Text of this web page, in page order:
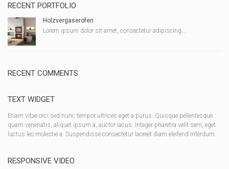
RECENT PORTFOLIO
Holzvergaserofen
Lorem ipsum dolor sit amet, consectetur adipiscing...
RECENT COMMENTS
TEXT WIDGET
Etiam vitae orci sed nunc tempor ultrices eget a purus. Quisque pellentesque
quam venenatis, aliquet ipsum a, auctor lacus. Integer pharetra velit sem, eget
luctus leo molestie a. Suspendisse consectetur laoreet diam eleifend interdum.
RESPONSIVE VIDEO